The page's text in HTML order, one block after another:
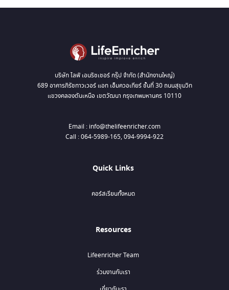
บริษัท ไลฟ์ เอนริชเชอร์ กรุ๊ป จำกัด (สำนักงานใหญ่)
689 อาคารภิรัชทาวเวอร์ แอท เอ็มควอเทียร์ ชั้นที่ 30 ถนนสุขุมวิท
แขวงคลองตันเหนือ เขตวัฒนา กรุงเทพมหานคร 10110
Email : info@thelifeenricher.com
Call : 064-5989-165, 094-9994-922
Quick Links
คอร์สเรียนทั้งหมด
Resources
Lifeenricher Team
ร่วมงานกับเรา